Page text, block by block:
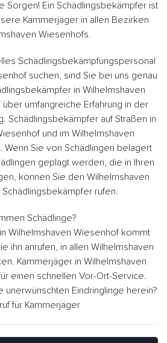
Sorgen! Ein Schädlingsbekämpfer ist
Kammerjäger in allen Bezirken
Wiesenhofs.
Schädlingsbekämpfungspersonal
suchen, sind Sie bei uns genau
in Wilhelmshaven
umfangreiche Erfahrung in der
Schädlingsbekämpfer auf Straßen in
und im Wilhelmshaven
Wenn Sie von Schädlingen belagert
geplagt werden, die in Ihren
können Sie den Wilhelmshaven
rufen.
Schädlinge?
Wilhelmshaven Wiesenhof kommt
ihn anrufen, in allen Wilhelmshaven
Kammerjäger in Wilhelmshaven
einen schnellen Vor-Ort-Service.
unerwünschten Eindringlinge herein?
für Kammerjäger